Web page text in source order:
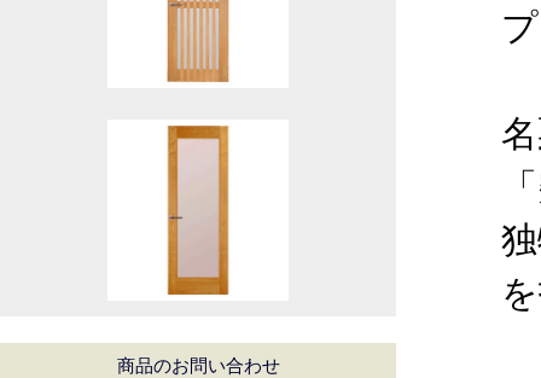
商品のお問い合わせ